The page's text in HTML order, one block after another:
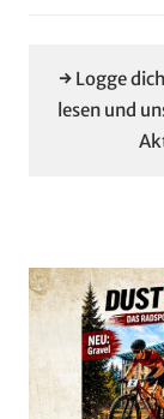
→ Logge
lesen und